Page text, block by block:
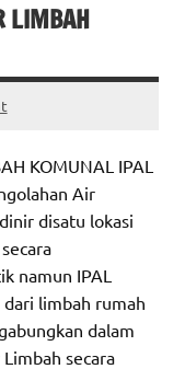
LIMBAH
KOMUNAL IPAL
Air
disatu lokasi
namun IPAL
limbah rumah
dalam
secara